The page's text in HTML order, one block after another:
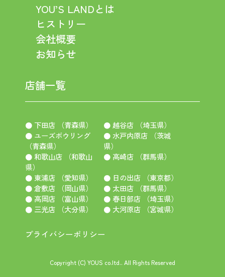
Copyright (C) YOUS co.ltd.. All Rights Reserved
YOU’S LANDとは
ヒストリー
会社概要
お知らせ
店舗一覧
● 下田店 （青森県）
● 越谷店 （埼玉県）
● ユーズボウリング
（青森県）
● 水戸内原店 （茨城
県）
● 和歌山店 （和歌山
県）
● 高崎店 （群馬県）
● 東浦店 （愛知県）
● 日の出店 （東京都）
● 倉敷店 （岡山県）
● 太田店 （群馬県）
● 高岡店 （富山県）
● 春日部店 （埼玉県）
● 三光店 （大分県）
● 大河原店 （宮城県）
プライバシーポリシー